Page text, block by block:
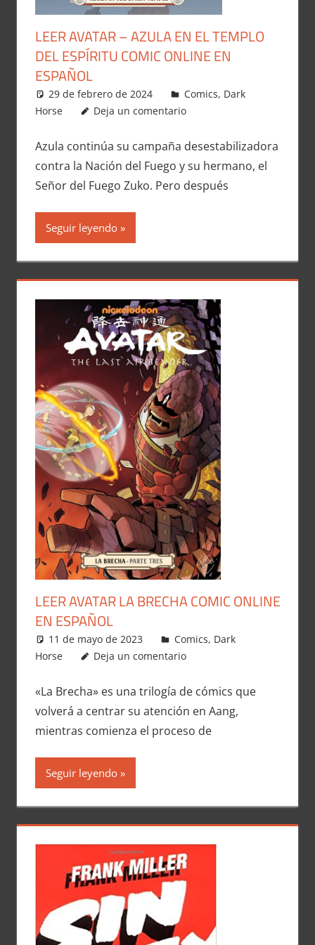
LEER AVATAR – AZULA EN EL TEMPLO
DEL ESPÍRITU COMIC ONLINE EN
ESPAÑOL
29 de febrero de 2024 Carlitox Banana
Comics, Dark
Horse
Deja un comentario
Azula continúa su campaña desestabilizadora
contra la Nación del Fuego y su hermano, el
Señor del Fuego Zuko. Pero después
Seguir leyendo
LEER AVATAR LA BRECHA COMIC ONLINE
EN ESPAÑOL
11 de mayo de 2023 Carlitox Banana
Comics, Dark
Horse
Deja un comentario
«La Brecha» es una trilogía de cómics que
volverá a centrar su atención en Aang,
mientras comienza el proceso de
Seguir leyendo